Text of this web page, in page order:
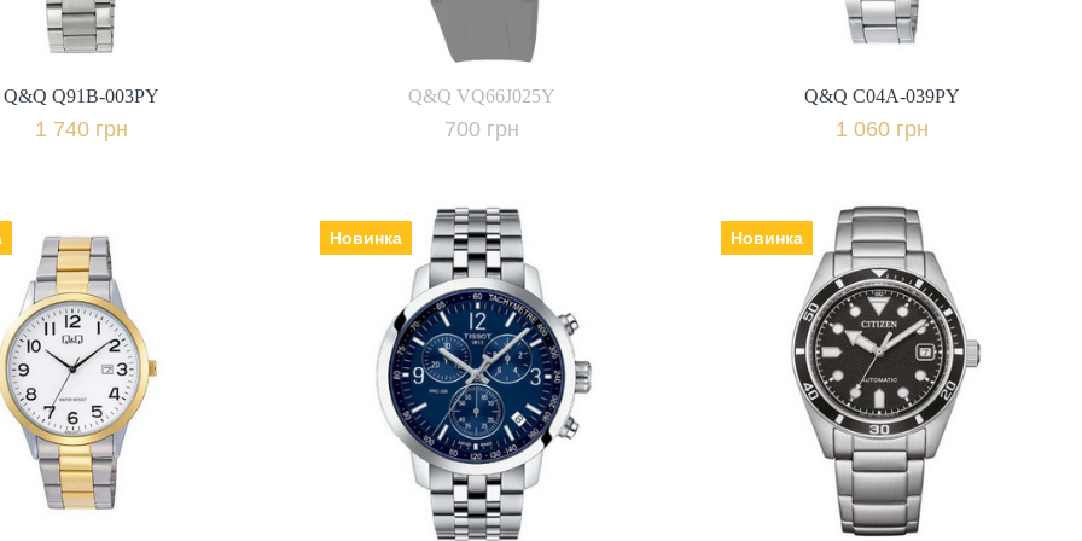
Q&Q Q91B-003PY
1 740 грн
+ порівняти
Повідомити про наявність
Q&Q VQ66J025Y
700 грн
Q&Q C04A-039PY
1 060 грн
Q&Q A44A-003PY
Японія, Механізм:
мінеральне,
| браслет: сталь,
Гарантія: 12 міс.,
1 390 грн.
Новинка
Годинник Tissot Chrono
T114.417.11.047.00
Виробник: Швейцарія,
Механізм: кварцеві, Скло:
сапфірове, Ремінець |
браслет: сталь, Гарантія: 24
міс.,
28 410 грн.
Новинка
Citizen NJ0221-50E
Виробник: Японія, Механізм: з
автопідзаводом, Скло:
мінеральне, Ремінець |
браслет: нержавіюча сталь,
Гарантія: 24 міс.,
14 150 грн.